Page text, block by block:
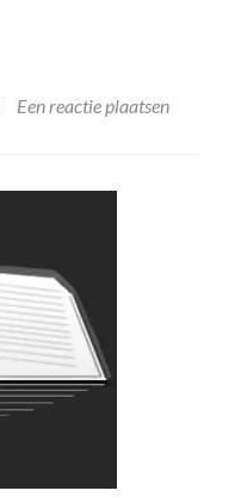
Een reactie plaatsen